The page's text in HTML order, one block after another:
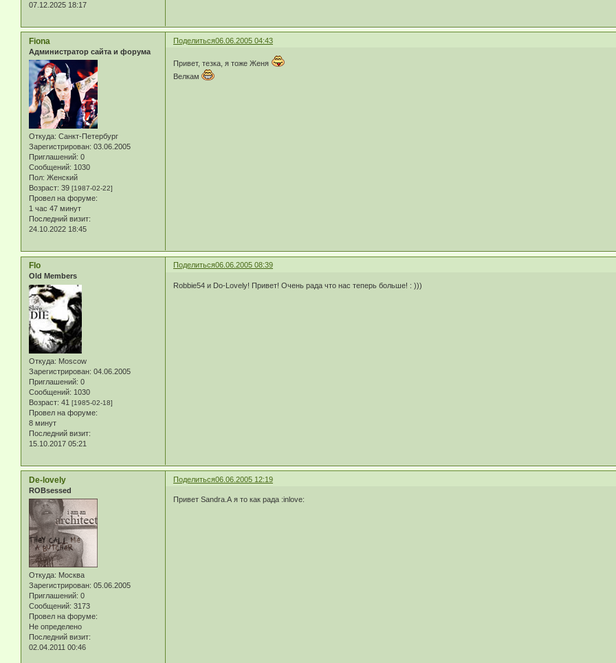
07.12.2025 18:17
Поделиться06.06.2005 04:43
Fiona
Администратор сайта и форума
Откуда: Санкт-Петербург
Зарегистрирован: 03.06.2005
Приглашений: 0
Сообщений: 1030
Пол: Женский
Возраст: 39 [1987-02-22]
Провел на форуме:
1 час 47 минут
Последний визит:
24.10.2022 18:45
Привет, тезка, я тоже Женя
Велкам
Поделиться06.06.2005 08:39
Flo
Old Members
Откуда: Moscow
Зарегистрирован: 04.06.2005
Приглашений: 0
Сообщений: 1030
Возраст: 41 [1985-02-18]
Провел на форуме:
8 минут
Последний визит:
15.10.2017 05:21
Robbie54 и Do-Lovely! Привет! Очень рада что нас теперь больше! : )))
Поделиться06.06.2005 12:19
De-lovely
ROBsessed
Откуда: Москва
Зарегистрирован: 05.06.2005
Приглашений: 0
Сообщений: 3173
Провел на форуме:
Не определено
Последний визит:
02.04.2011 00:46
Привет Sandra.А я то как рада :inlove: